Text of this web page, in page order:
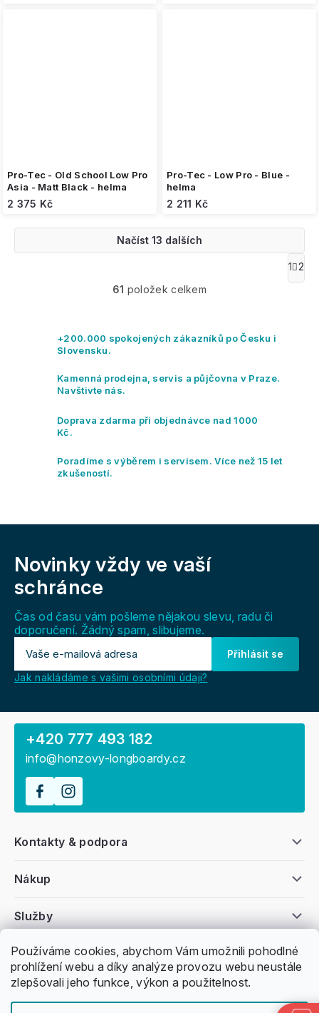
Používáme cookies, abychom Vám umožnili pohodlné
prohlížení webu a díky analýze provozu webu neustále
zlepšovali jeho funkce, výkon a použitelnost.
Pro-Tec - Old School Low Pro
Asia - Matt Black - helma
2 375 Kč
Pro-Tec - Low Pro - Blue -
helma
2 211 Kč
l
a
p
k
y
ý
Načíst 13 dalších
t
1
2
61 položek celkem
+200.000 spokojených zákazníků po Česku i
Slovensku.
Kamenná prodejna, servis a půjčovna v Praze.
Navštivte nás.
Doprava zdarma při objednávce nad 1000
Kč.
Poradíme s výběrem i servisem. Více než 15 let
zkušeností.
Novinky vždy ve vaší
schránce
Čas od času vám pošleme nějakou slevu, radu či
doporučení. Žádný spam, slibujeme.
Přihlásit se
Jak nakládáme s vašimi osobními údaji?
Všeobecné informace
Nákup
Kontakty & podpora
Služby
+420 777 493 182
info@honzovy-longboardy.cz